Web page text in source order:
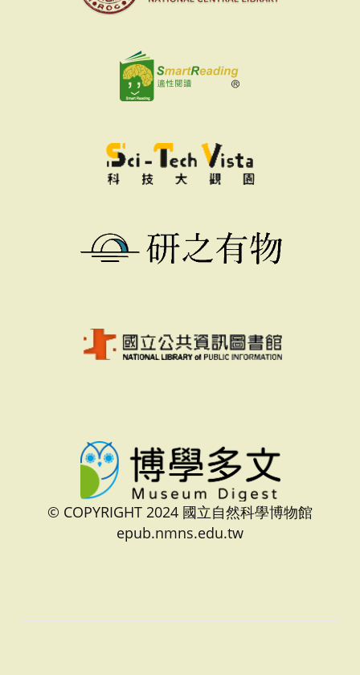
© COPYRIGHT 2024 國立自然科學博物館
epub.nmns.edu.tw